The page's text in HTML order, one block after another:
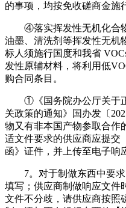
的事项，均按免收磋商金施
④落实挥发性无机化合物
油墨、清洗剂等挥发性无机
标人须施行国度和我省
发性原辅材料，将利用低
购合同条目。
①《国务院办公厅关于正
关政策的通知》国办发〔
物又有非本国产物参取合作
适文件要求的供应商应提交
函》证件，并上传至电子响
7。对于制做东西中要求
填写；供应商制做响应文件
文件不分歧，请供应商按照